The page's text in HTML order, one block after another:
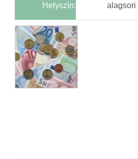
Helyszín: alagsori